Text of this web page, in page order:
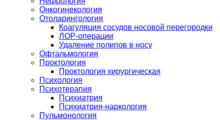
Онкогинекология
Отоларингология
Коагуляция сосудов носовой перегородки
ЛОР-операции
Удаление полипов в носу
Офтальмология
Проктология
Проктология хирургическая
Психология
Психотерапия
Психиатрия
Психиатрия-наркология
Пульмонология